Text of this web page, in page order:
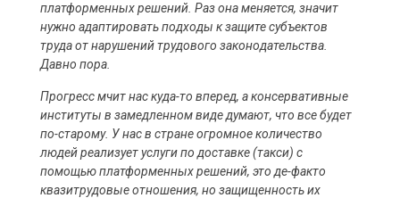
платформенных решений. Раз она меняется, значит
нужно адаптировать подходы к защите субъектов
труда от нарушений трудового законодательства.
Давно пора.
Прогресс мчит нас куда-то вперед, а консервативные
институты в замедленном виде думают, что все будет
по-старому. У нас в стране огромное количество
людей реализует услуги по доставке (такси) с
помощью платформенных решений, это де-факто
квазитрудовые отношения, но защищенность их